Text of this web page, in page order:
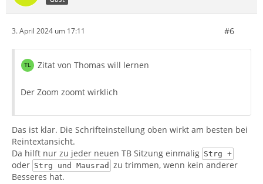
3. April 2024 um 17:11 #6
Zitat von Thomas will lernen
Der Zoom zoomt wirklich
Das ist klar. Die Schrifteinstellung oben wirkt am besten bei
Reintextansicht.
Da hilft nur zu jeder neuen TB Sitzung einmalig Strg +
oder Strg und Mausrad zu trimmen, wenn kein anderer
Besseres hat.